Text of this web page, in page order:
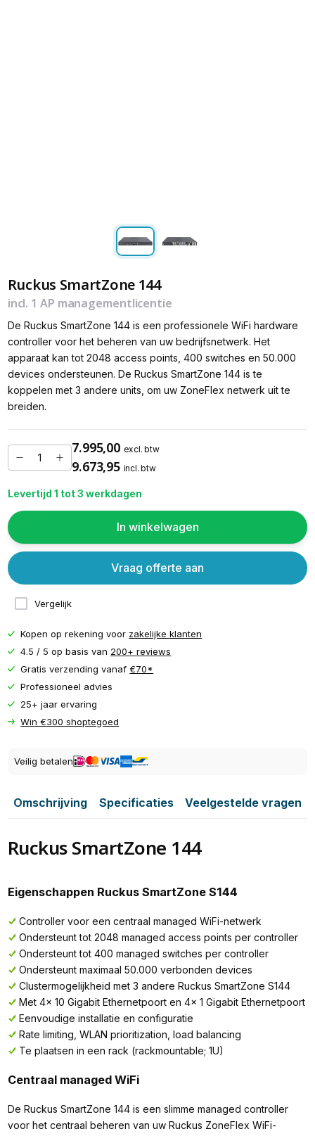
Ruckus SmartZone 144
incl. 1 AP managementlicentie
De Ruckus SmartZone 144 is een professionele WiFi hardware
controller voor het beheren van uw bedrijfsnetwerk. Het
apparaat kan tot 2048 access points, 400 switches en 50.000
devices ondersteunen. De Ruckus SmartZone 144 is te
koppelen met 3 andere units, om uw ZoneFlex netwerk uit te
breiden.
7.995,00 excl. btw
9.673,95 incl. btw
Levertijd 1 tot 3 werkdagen
In winkelwagen
Vergelijk
Vraag offerte aan
Kopen op rekening voor zakelijke klanten
4.5 / 5 op basis van 200+ reviews
Gratis verzending vanaf€70*
Professioneel advies
25+ jaar ervaring
Win €300 shoptegoed
Veilig betalen
Omschrijving Specificaties Veelgestelde vragen
Ruckus SmartZone 144
Eigenschappen Ruckus SmartZone S144
Controller voor een centraal managed WiFi-netwerk
Ondersteunt tot 2048 managed access points per controller
Ondersteunt tot 400 managed switches per controller
Ondersteunt maximaal 50.000 verbonden devices
Clustermogelijkheid met 3 andere Ruckus SmartZone S144
Met 4x 10 Gigabit Ethernetpoort en 4x 1 Gigabit Ethernetpoort
Eenvoudige installatie en configuratie
Rate limiting, WLAN prioritization, load balancing
Te plaatsen in een rack (rackmountable; 1U)
Centraal managed WiFi
De Ruckus SmartZone 144 is een slimme managed controller
voor het centraal beheren van uw Ruckus ZoneFlex WiFi-